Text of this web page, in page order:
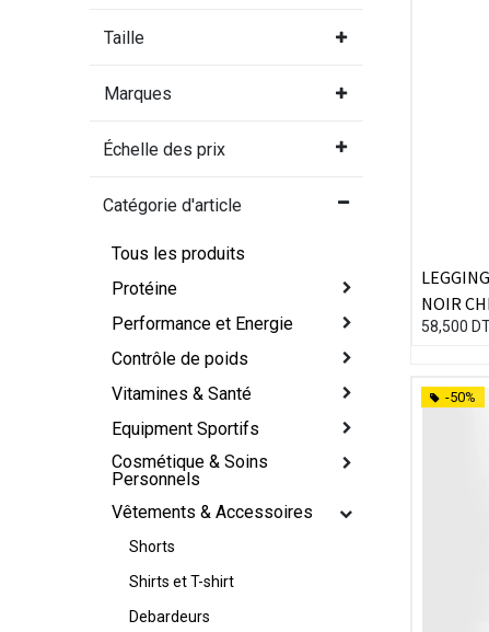
Taille
Marques
Échelle des prix
Catégorie d'article
Tous les produits
Protéine
Performance et Energie
Contrôle de poids
Vitamines & Santé
Equipment Sportifs
Cosmétique & Soins
Personnels
Vêtements & Accessoires
Shorts
Shirts et T-shirt
Debardeurs
NOIR
58,500
-50%